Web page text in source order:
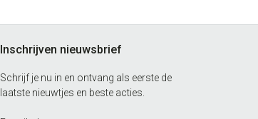
Inschrijven nieuwsbrief
Schrijf je nu in en ontvang als eerste de
laatste nieuwtjes en beste acties.